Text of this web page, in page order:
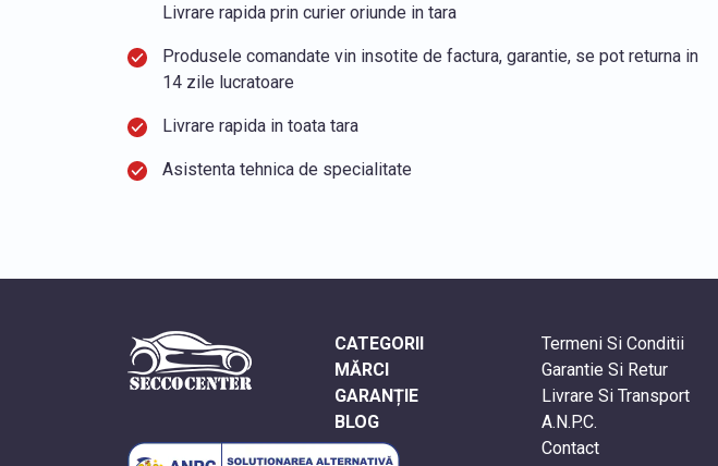
Livrare rapida prin curier oriunde in tara
Produsele comandate vin insotite de factura, garantie, se pot returna in
14 zile lucratoare
Livrare rapida in toata tara
Asistenta tehnica de specialitate
CATEGORII
MĂRCI
GARANȚIE
BLOG
Termeni Si Conditii
Garantie Si Retur
Livrare Si Transport
A.N.P.C.
Contact